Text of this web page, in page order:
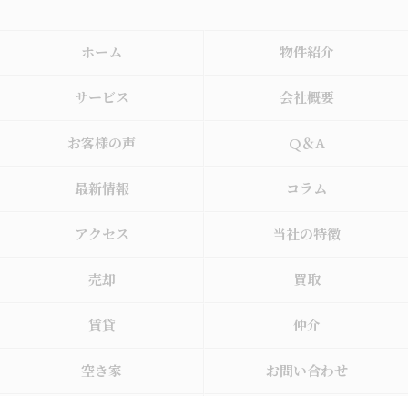
ホーム 物件紹介
サービス 会社概要
お客様の声 Q＆A
最新情報 コラム
アクセス 当社の特徴
売却 買取
賃貸 仲介
空き家 お問い合わせ